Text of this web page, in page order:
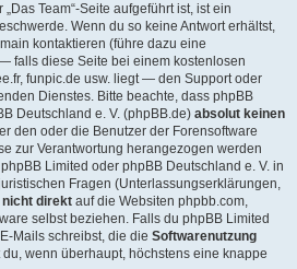
Team“-Seite aufgeführt ist, ist ein
Wenn du so keine Antwort erhältst,
kontaktieren (führe dazu eine
falls diese Seite bei einem kostenlosen
funpic.de usw. liegt — den Support oder
Dienstes. Bitte beachte, dass phpBB
Deutschland e. V. (phpBB.de) absolut keinen
den oder die Benutzer der Forensoftware
zur Verantwortung herangezogen werden
Limited oder phpBB Deutschland e. V. in
Fragen (Unterlassungserklärungen,
direkt auf die Websiten phpbb.com,
selbst beziehen. Falls du phpBB Limited
Mails schreibst, die die Softwarenutzung
du, wenn überhaupt, höchstens eine knappe